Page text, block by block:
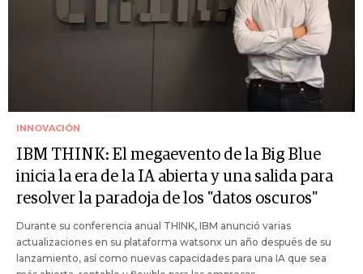
INNOVACIÓN
IBM THINK: El megaevento de la Big Blue
inicia la era de la IA abierta y una salida para
resolver la paradoja de los "datos oscuros"
Durante su conferencia anual THINK, IBM anunció varias
actualizaciones en su plataforma watsonx un año después de su
lanzamiento, así como nuevas capacidades para una IA que sea